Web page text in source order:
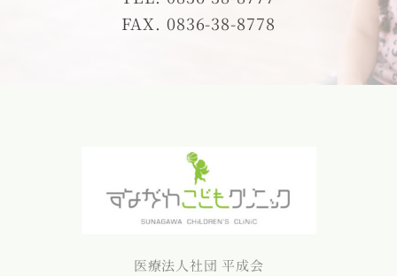
FAX. 0836-38-8778
医療法人社団 平成会